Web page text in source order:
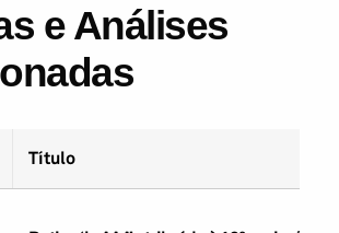
e Análises
Título